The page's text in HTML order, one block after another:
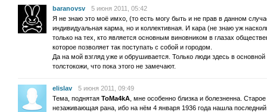
baranovsv
5 июня 2011, 05:42
Я не знаю это моё имхо, (то есть могу быть и не прав в данном
индивидуальная карма, но и коллективная. И кара (не знаю уж
только на тех, кто является основным виновником в глазах
которое позволяет так поступать с собой и городом.
Да на мой взгляд уже и обрушивается. Только люди здесь в
толстокожи, что пока этого не замечают.
elislav
5 июня 2011, 09:49
Тема, поднятая ToMa4kA , мне особенно близка и болезненна.
незаживающая рана, ибо на нём 4 января 1936 года нашла